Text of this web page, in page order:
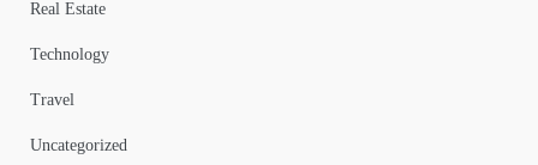
Real Estate
Technology
Travel
Uncategorized